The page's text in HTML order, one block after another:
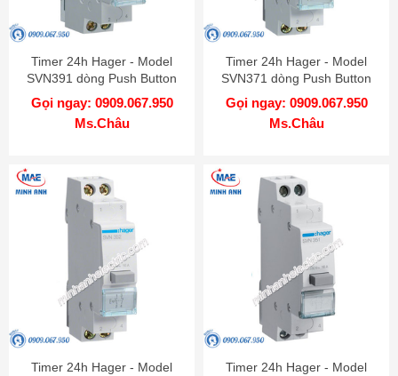
Timer 24h Hager - Model
SVN391 dòng Push Button
Gọi ngay: 0909.067.950
Ms.Châu
Timer 24h Hager - Model
SVN371 dòng Push Button
Gọi ngay: 0909.067.950
Ms.Châu
Timer 24h Hager - Model
Timer 24h Hager - Model